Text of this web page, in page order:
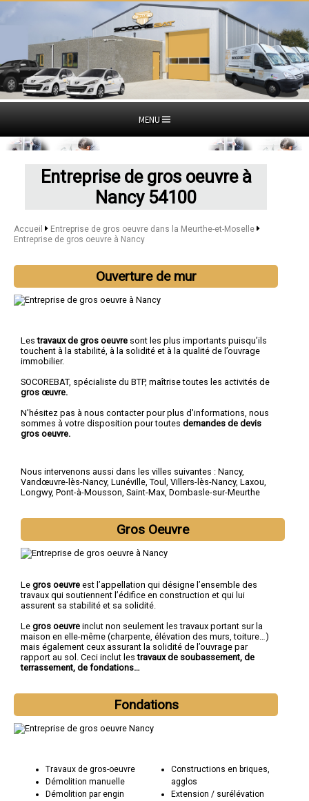
MENU
Entreprise de gros oeuvre à
Nancy 54100
Accueil
Entreprise de gros oeuvre dans la Meurthe-et-Moselle
Entreprise de gros oeuvre à Nancy
Ouverture de mur
Lestravaux de gros oeuvre sont les plus importants puisqu’ils
touchent à la stabilité, à la solidité et à la qualité de l’ouvrage
immobilier.
SOCOREBAT, spécialiste du BTP, maîtrise toutes les activités de
gros œuvre.
N'hésitez pas à nous contacter pour plus d'informations, nous
sommes à votre disposition pour toutes demandes de devis
gros oeuvre.
Nous intervenons aussi dans les villes suivantes : Nancy,
Vandœuvre-lès-Nancy, Lunéville, Toul , Villers-lès-Nancy, Laxou,
Longwy, Pont-à-Mousson, Saint-Max, Dombasle-sur-Meurthe
Gros Oeuvre
Le gros oeuvre est l’appellation qui désigne l’ensemble des
travaux qui soutiennent l’édifice en construction et qui lui
assurent sa stabilité et sa solidité.
Le gros oeuvre inclut non seulement les travaux portant sur la
maison en elle-même (charpente, élévation des murs, toiture…)
mais également ceux assurant la solidité de l’ouvrage par
rapport au sol. Ceci inclut lestravaux de soubassement, de
terrassement, de fondations…
Fondations
Travaux de gros-oeuvre
Démolition manuelle
Démolition par engin
Constructions en briques,
agglos
Extension / surélévation